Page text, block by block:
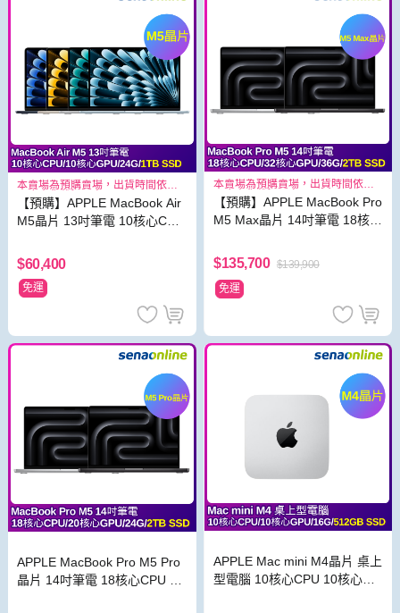
本賣場為預購賣場，出貨時間依照
原廠出貨狀況而定
【預購】APPLE MacBook Air
M5晶片 13吋筆電 10核心CPU
$60,400
免運
本賣場為預購賣場，出貨時間依照
原廠出貨狀況而定
【預購】APPLE MacBook Pro
M5 Max晶片 14吋筆電 18核心
SD
$135,700 $139,900
免運
APPLE MacBook Pro M5 Pro
晶片 14吋筆電 18核心CPU 20
APPLE Mac mini M4晶片 桌上
型電腦 10核心CPU 10核心GP